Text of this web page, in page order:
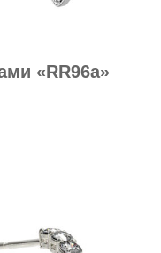
«RR96a»